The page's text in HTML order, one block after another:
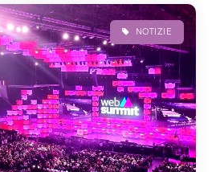
NOTIZIE